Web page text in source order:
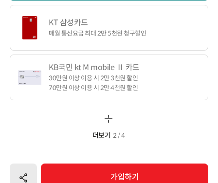
KT 삼성카드
매월 통신요금 최대 2만 5천원 청구할인
KB국민 kt M mobile Ⅱ 카드
30만원 이상 이용 시 2만 3천원 할인
70만원 이상 이용 시 2만 4천원 할인
더보기 2 / 4
공유하기 가입하기